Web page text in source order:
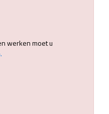
werken moet u